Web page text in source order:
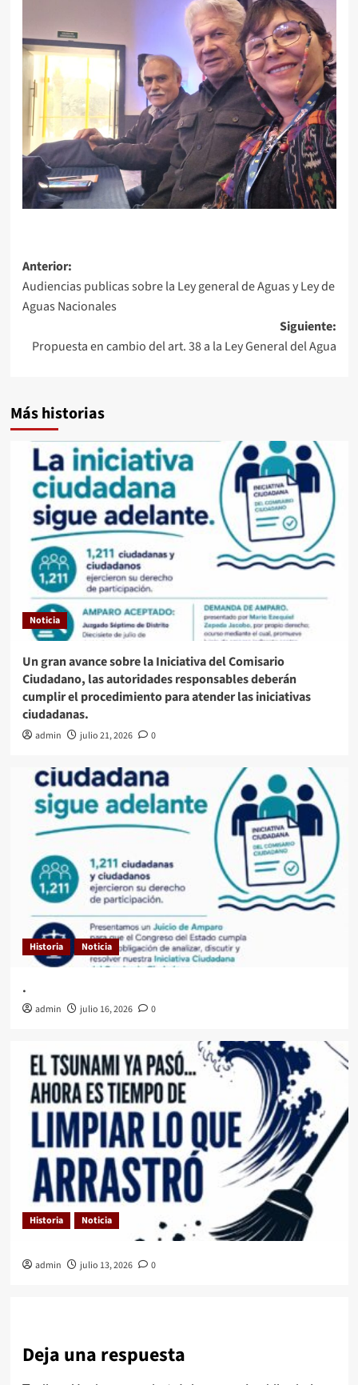
Navegación
de
entradas
Anterior:
Audiencias publicas sobre la Ley general de Aguas y Ley de
Aguas Nacionales
Siguiente:
Propuesta en cambio del art. 38 a la Ley General del Agua
Más historias
Noticia
Un gran avance sobre la Iniciativa del Comisario
Ciudadano, las autoridades responsables deberán
cumplir el procedimiento para atender las iniciativas
ciudadanas.
admin julio 21, 2026 0
Historia Noticia
.
admin julio 16, 2026 0
Historia Noticia
admin julio 13, 2026 0
Deja una respuesta